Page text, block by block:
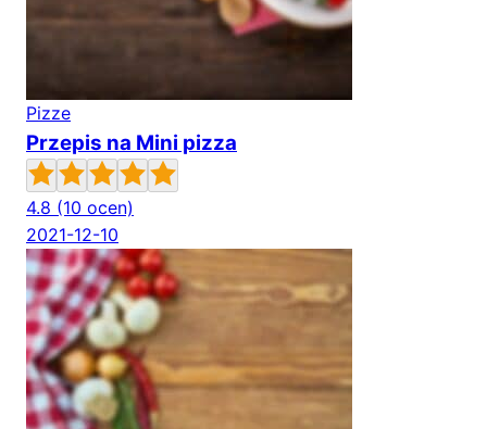
Pizze
Przepis na Mini pizza
4.8 (10 ocen)
2021-12-10